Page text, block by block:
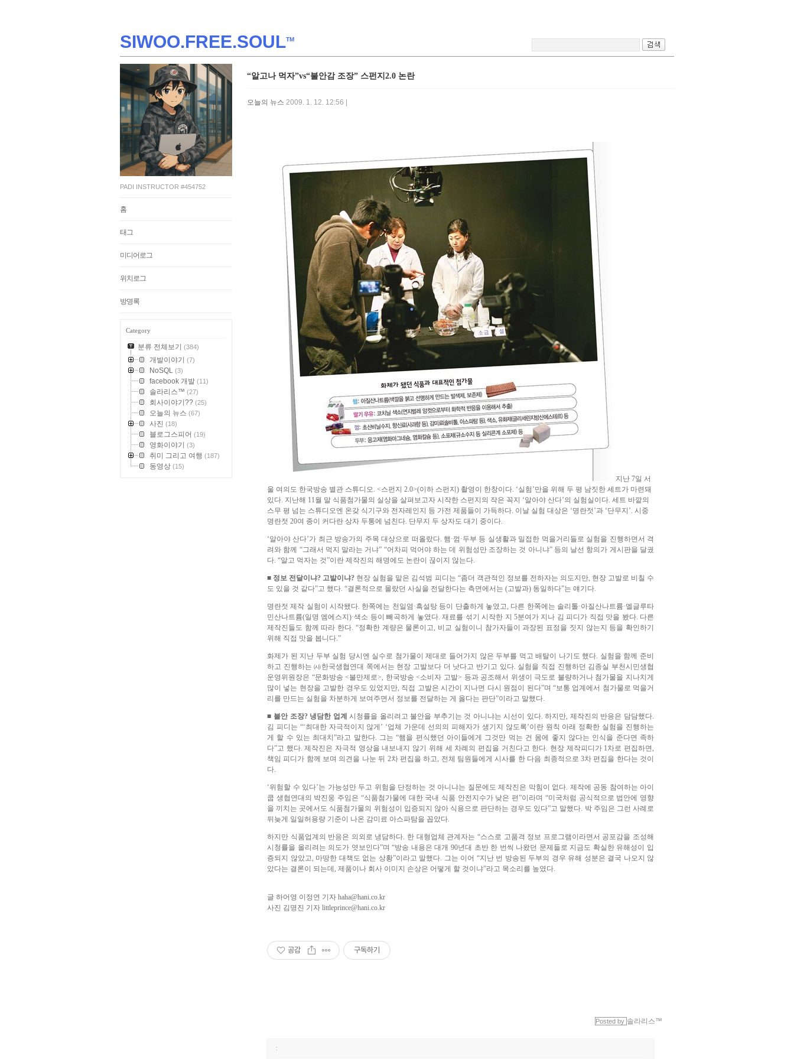
SIWOO.FREE.SOULTM
PADI INSTRUCTOR #454752
홈
태그
미디어로그
위치로그
방명록
Category
분류 전체보기 (384)
개발이야기 (7)
NoSQL (3)
facebook 개발 (11)
솔라리스™ (27)
회사이야기?? (25)
오늘의 뉴스 (67)
사진 (18)
블로그스피어 (19)
영화이야기 (3)
취미 그리고 여행 (187)
동영상 (15)
“알고나 먹자”vs“불안감 조장” 스펀지2.0 논란
오늘의 뉴스 2009. 1. 12. 12:56 |
지난 7일 서
울 여의도 한국방송 별관 스튜디오. <스펀지 2.0>(이하 스펀지) 촬영이 한창이다. ‘실험’만을 위해 두 평 남짓한 세트가 마련돼
있다. 지난해 11월 말 식품첨가물의 실상을 살펴보고자 시작한 스펀지의 작은 꼭지 ‘알아야 산다’의 실험실이다. 세트 바깥의
스무 평 넘는 스튜디오엔 온갖 식기구와 전자레인지 등 가전 제품들이 가득하다. 이날 실험 대상은 ‘명란젓’과 ‘단무지’. 시중
명란젓 20여 종이 커다란 상자 두통에 넘친다. 단무지 두 상자도 대기 중이다.
‘알아야 산다’가 최근 방송가의 주목 대상으로 떠올랐다. 햄·껌·두부 등 실생활과 밀접한 먹을거리들로 실험을 진행하면서 격
려와 함께 “그래서 먹지 말라는 거냐” “어차피 먹어야 하는 데 위험성만 조장하는 것 아니냐” 등의 날선 항의가 게시판을 달궜
다. “알고 먹자는 것”이란 제작진의 해명에도 논란이 끊이지 않는다.
■ 정보 전달이냐? 고발이냐? 현장 실험을 맡은 김석범 피디는 “좀더 객관적인 정보를 전하자는 의도지만, 현장 고발로 비칠 수
도 있을 것 같다”고 했다. “결론적으로 몰랐던 사실을 전달한다는 측면에서는 (고발과) 동일하다”는 얘기다.
명란젓 제작 실험이 시작됐다. 한쪽에는 천일염·흑설탕 등이 단출하게 놓였고, 다른 한쪽에는 솔리톨·아질산나트륨·엘글루타
민산나트륨(일명 엠에스지)·색소 등이 빼곡하게 놓였다. 재료를 섞기 시작한 지 5분여가 지나 김 피디가 직접 맛을 봤다. 다른
제작진들도 함께 따라 한다. “정확한 계량은 물론이고, 비교 실험이니 참가자들이 과장된 표정을 짓지 않는지 등을 확인하기
위해 직접 맛을 봅니다.”
화제가 된 지난 두부 실험 당시엔 실수로 첨가물이 제대로 들어가지 않은 두부를 먹고 배탈이 나기도 했다. 실험을 함께 준비
하고 진행하는 ㈔한국생협연대 쪽에서는 현장 고발보다 더 낫다고 반기고 있다. 실험을 직접 진행하던 김종실 부천시민생협
운영위원장은 “문화방송 <불만제로>, 한국방송 <소비자 고발> 등과 공조해서 위생이 극도로 불량하거나 첨가물을 지나치게
많이 넣는 현장을 고발한 경우도 있었지만, 직접 고발은 시간이 지나면 다시 원점이 된다”며 “보통 업계에서 첨가물로 먹을거
리를 만드는 실험을 차분하게 보여주면서 정보를 전달하는 게 옳다는 판단”이라고 말했다.
■ 불안 조장? 냉담한 업계시청률을 올리려고 불안을 부추기는 것 아니냐는 시선이 있다. 하지만, 제작진의 반응은 담담했다.
김 피디는 “‘최대한 자극적이지 않게’ ‘업체 가운데 선의의 피해자가 생기지 않도록’이란 원칙 아래 정확한 실험을 진행하는
게 할 수 있는 최대치”라고 말한다. 그는 “햄을 편식했던 아이들에게 그것만 먹는 건 몸에 좋지 않다는 인식을 준다면 족하
다”고 했다. 제작진은 자극적 영상을 내보내지 않기 위해 세 차례의 편집을 거친다고 한다. 현장 제작피디가 1차로 편집하면,
책임 피디가 함께 보며 의견을 나눈 뒤 2차 편집을 하고, 전체 팀원들에게 시사를 한 다음 최종적으로 3차 편집을 한다는 것이
다.
‘위험할 수 있다’는 가능성만 두고 위험을 단정하는 것 아니냐는 질문에도 제작진은 막힘이 없다. 제작에 공동 참여하는 아이
쿱 생협연대의 박진웅 주임은 “식품첨가물에 대한 국내 식품 안전지수가 낮은 편”이라며 “미국처럼 공식적으로 법안에 영향
을 끼치는 곳에서도 식품첨가물의 위험성이 입증되지 않아 식용으로 판단하는 경우도 있다”고 말했다. 박 주임은 그런 사례로
뒤늦게 일일허용량 기준이 나온 감미료 아스파탐을 꼽았다.
하지만 식품업계의 반응은 의외로 냉담하다. 한 대형업체 관계자는 “스스로 고품격 정보 프로그램이라면서 공포감을 조성해
시청률을 올리려는 의도가 엿보인다”며 “방송 내용은 대개 90년대 초반 한 번씩 나왔던 문제들로 지금도 확실한 유해성이 입
증되지 않았고, 마땅한 대책도 없는 상황”이라고 말했다. 그는 이어 “지난 번 방송된 두부의 경우 유해 성분은 결국 나오지 않
았다는 결론이 되는데, 제품이나 회사 이미지 손상은 어떻게 할 것이냐”라고 목소리를 높였다.
글 하어영 이정연 기자 haha@hani.co.kr
사진 김명진 기자 littleprince@hani.co.kr
공감 구독하기
Posted by 솔라리스™
: